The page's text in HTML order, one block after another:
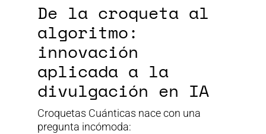
De la croqueta al
algoritmo:
innovación
aplicada a la
divulgación en IA
Croquetas Cuánticas nace con una
pregunta incómoda: